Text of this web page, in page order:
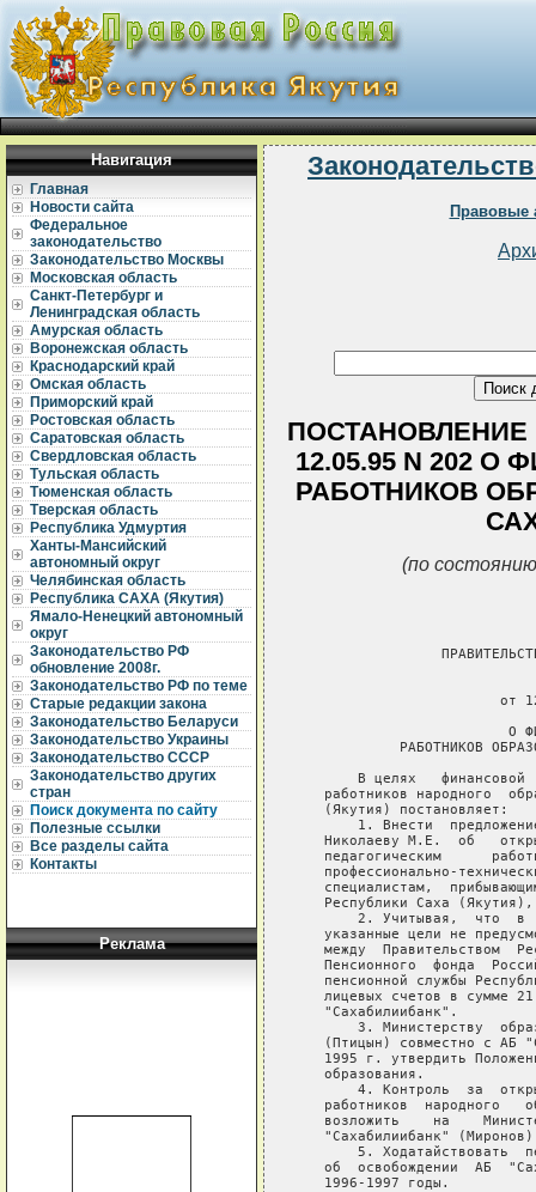
Навигация
Главная
Новости сайта
Федеральное
законодательство
Законодательство Москвы
Московская область
Санкт-Петербург и
Ленинградская область
Амурская область
Воронежская область
Краснодарский край
Омская область
Приморский край
Ростовская область
Саратовская область
Свердловская область
Тульская область
Тюменская область
Тверская область
Республика Удмуртия
Ханты-Мансийский
автономный округ
Челябинская область
Республика САХА (Якутия)
Ямало-Ненецкий автономный
округ
Законодательство РФ
обновление 2008г.
Законодательство РФ по теме
Старые редакции закона
Законодательство Беларуси
Законодательство Украины
Законодательство СССР
Законодательство других
стран
Поиск документа по сайту
Полезные ссылки
Все разделы сайта
Контакты
Реклама
Правовые
ПОСТАНОВЛЕНИЕ
12.05.95 N 202
РАБОТНИКОВ
(по
от
О
РАБОТНИКОВ
В целях   финансовой
работников народного
   (Якутия) постановляет:
1. Внести
Николаеву М.Е.  об
педагогическим
профессионально-
специалистам,
Республики Саха
2. Учитывая,  что  в
указанные цели не
между  Правительством
Пенсионного  фонда
пенсионной службы
лицевых счетов в сумме
   "Сахабилиибанк".
3. Министерству
(Птицын) совместно с АБ
1995 г. утвердить
   образования.
4. Контроль  за
работников  народного
возложить    на
"Сахабилиибанк"
5. Ходатайствовать
об  освобождении  АБ
   1996-1997 годы.